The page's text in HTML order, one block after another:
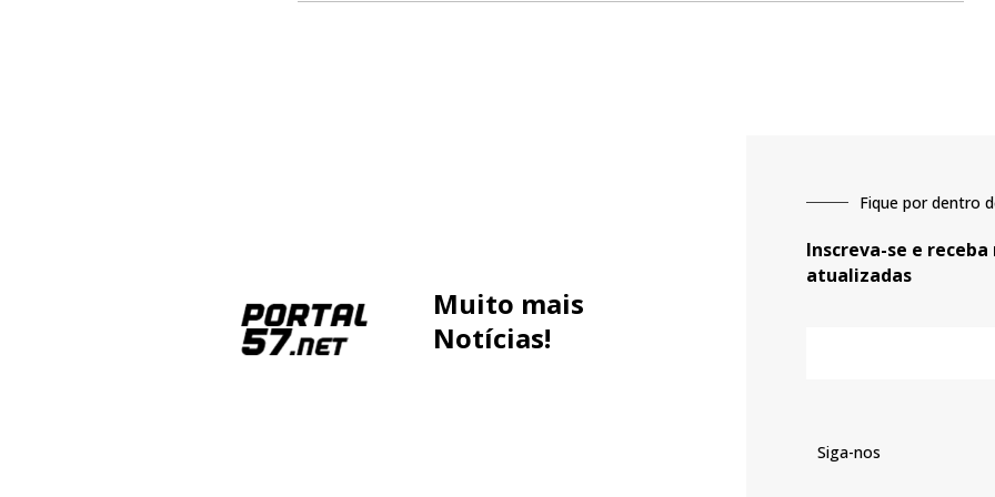
Muito mais
Notícias!
Fique por dentro
Inscreva-se e
atualizadas
Siga-nos